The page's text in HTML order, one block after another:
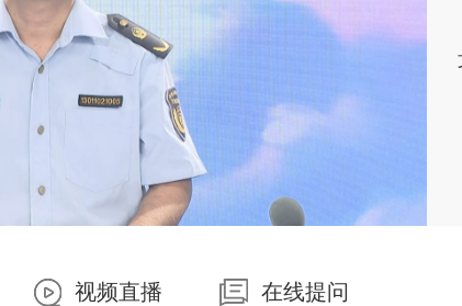
视频直播 在线提问